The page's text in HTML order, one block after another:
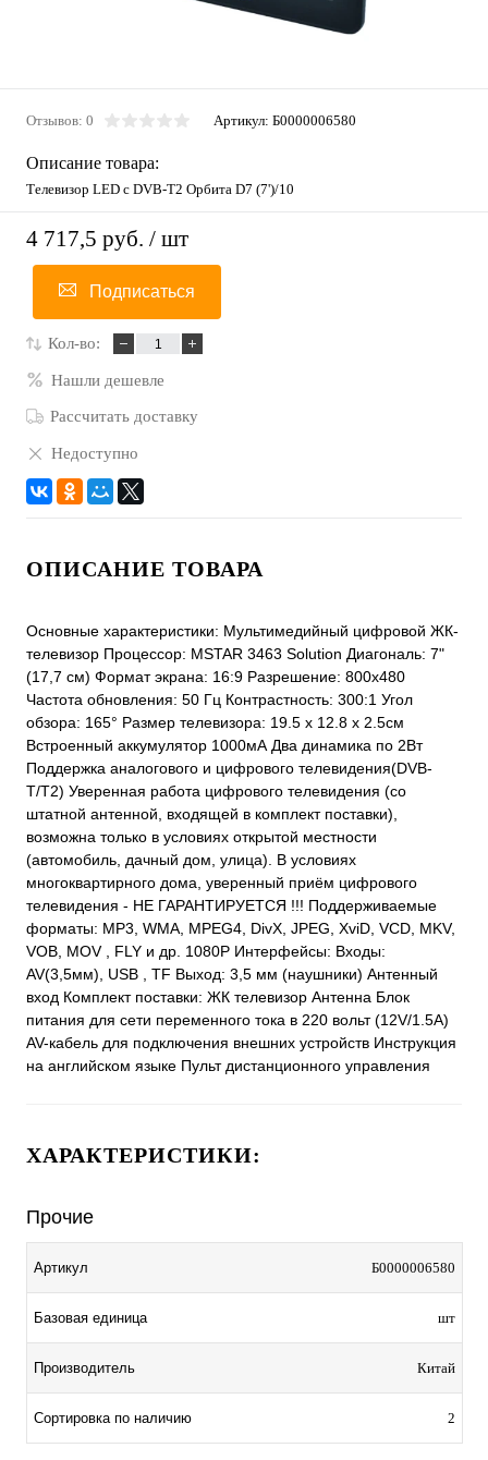
Отзывов: 0 Артикул: Б0000006580
Описание товара:
Телевизор LED с DVB-T2 Орбита D7 (7')/10
4 717,5 руб. / шт
Подписаться
Кол-во:
Нашли дешевле
Рассчитать доставку
Недоступно
ОПИСАНИЕ ТОВАРА
Основные характеристики: Мультимедийный цифровой ЖК-
телевизор Процессор: MSTAR 3463 Solution Диагональ: 7"
(17,7 см) Формат экрана: 16:9 Разрешение: 800x480
Частота обновления: 50 Гц Контрастность: 300:1 Угол
обзора: 165° Размер телевизора: 19.5 х 12.8 х 2.5см
Встроенный аккумулятор 1000мА Два динамика по 2Вт
Поддержка аналогового и цифрового телевидения(DVB-
T/T2) Уверенная работа цифрового телевидения (со
штатной антенной, входящей в комплект поставки),
возможна только в условиях открытой местности
(автомобиль, дачный дом, улица). В условиях
многоквартирного дома, уверенный приём цифрового
телевидения - НЕ ГАРАНТИРУЕТСЯ !!! Поддерживаемые
форматы: MP3, WMA, MPEG4, DivX, JPEG, XviD, VCD, MKV,
VOB, MOV , FLY и др. 1080Р Интерфейсы: Входы:
AV(3,5мм), USB , TF Выход: 3,5 мм (наушники) Антенный
вход Комплект поставки: ЖК телевизор Антенна Блок
питания для сети переменного тока в 220 вольт (12V/1.5A)
AV-кабель для подключения внешних устройств Инструкция
на английском языке Пульт дистанционного управления
ХАРАКТЕРИСТИКИ:
Прочие
Артикул Б0000006580
Базовая единица шт
Производитель Китай
Сортировка по наличию 2